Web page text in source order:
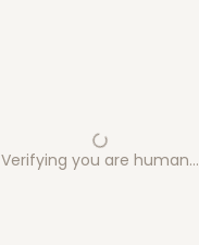
Verifying you are human…